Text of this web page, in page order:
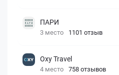
ПАРИ
3 место 1101 отзыв
Oxy Travel
4 место 758 отзывов